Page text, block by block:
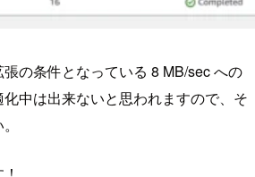
の条件となっている 8 MB/sec への
中は出来ないと思われますので、そ